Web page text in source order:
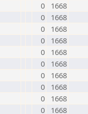
0
1668
0
1668
0
1668
0
1668
0
1668
0
1668
0
1668
0
1668
0
1668
0
1668